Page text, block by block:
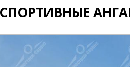
СПОРТИВНЫЕ